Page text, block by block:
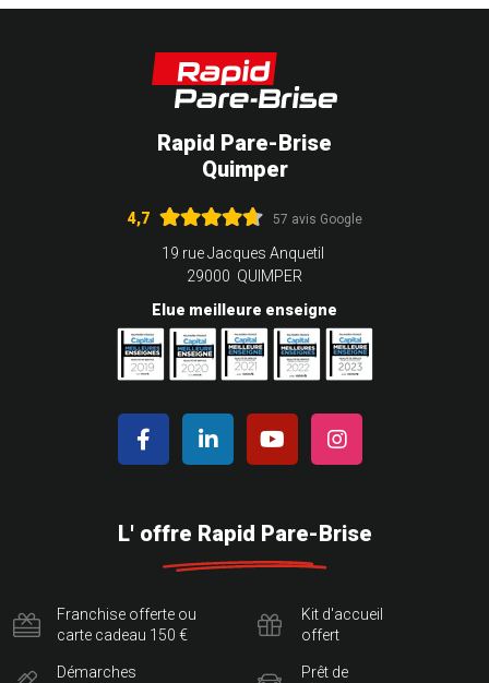
Rapid Pare-Brise
Quimper
4,7 57 avis Google
19 rue Jacques Anquetil
29000 QUIMPER
Elue meilleure enseigne
L' offre Rapid Pare-Brise
Franchise offerte ou
carte cadeau 150 €
Démarches
Kit d'accueil
offert
Prêt de